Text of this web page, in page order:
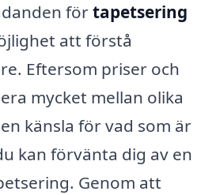
förtapetsering
att förstå
Eftersom priser och
mycket mellan olika
känsla för vad som är
kan förvänta dig av en
Genom att